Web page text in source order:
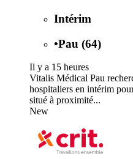
Intérim
•Pau (64)
Il y a 15 heures
Vitalis Médical Pau
hospitaliers en intérim
situé à proximité...
New